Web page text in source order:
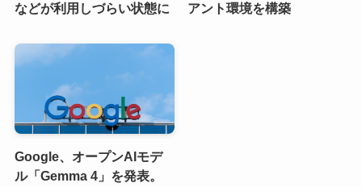
などが利用しづらい状態に
アント環境を構築
Google、オープンAIモデ
ル「Gemma 4」を発表。